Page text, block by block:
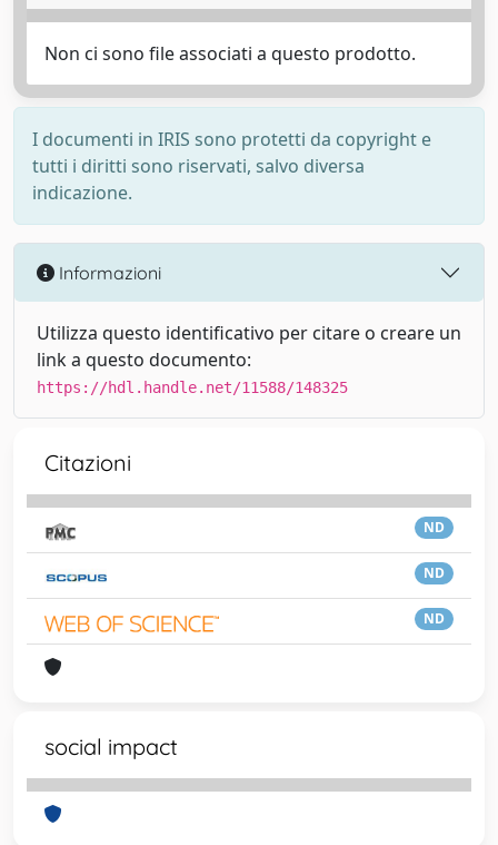
Non ci sono file associati a questo prodotto.
I documenti in IRIS sono protetti da copyright e
tutti i diritti sono riservati, salvo diversa
indicazione.
Informazioni
Utilizza questo identificativo per citare o creare un
link a questo documento:
https://hdl.handle.net/11588/148325
Citazioni
ND
ND
ND
social impact